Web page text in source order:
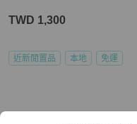
TWD 1,300
近新閒置品 本地 免運